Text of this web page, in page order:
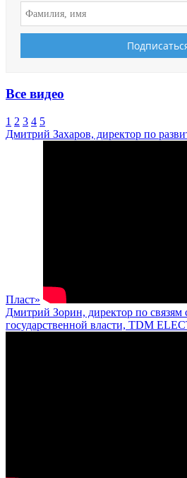
Все видео
1 2 3 4 5
Дмитрий Захаров, директор по
Пласт»
Дмитрий Зорин, директор по связям
государственной власти, TDM